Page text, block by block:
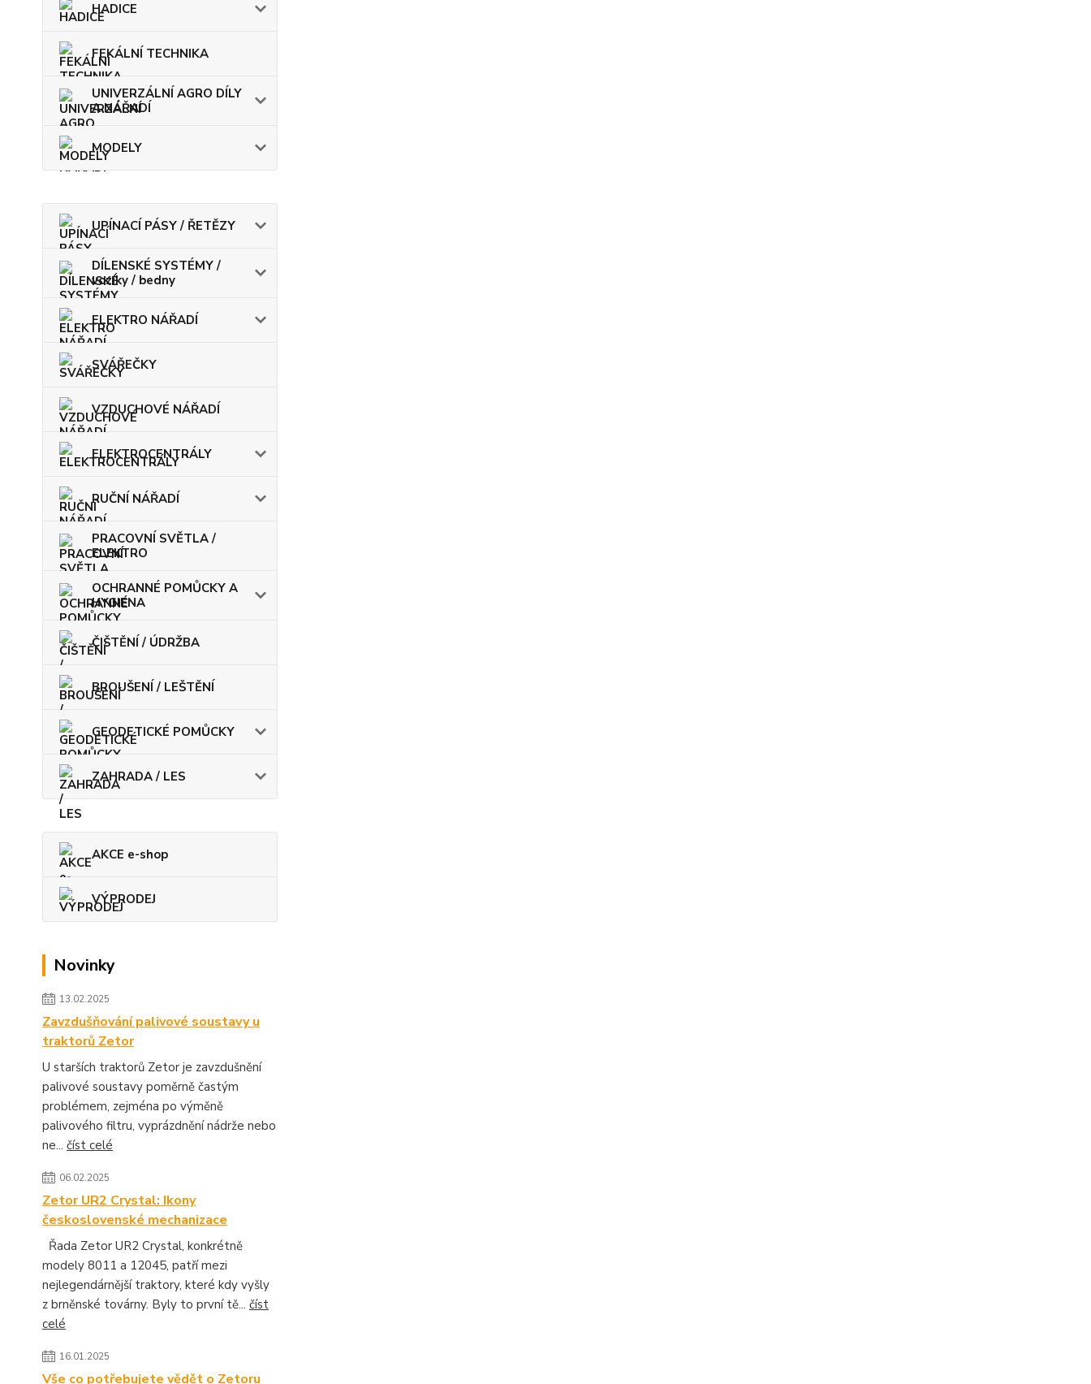
HADICE
FEKÁLNÍ TECHNIKA
UNIVERZÁLNÍ AGRO DÍLY
A NÁŘADÍ
MODELY
UPÍNACÍ PÁSY / ŘETĚZY
DÍLENSKÉ SYSTÉMY /
vozíky / bedny
ELEKTRO NÁŘADÍ
SVÁŘEČKY
VZDUCHOVÉ NÁŘADÍ
ELEKTROCENTRÁLY
RUČNÍ NÁŘADÍ
PRACOVNÍ SVĚTLA /
ELEKTRO
OCHRANNÉ POMŮCKY A
HYGIENA
ČIŠTĚNÍ / ÚDRŽBA
BROUŠENÍ / LEŠTĚNÍ
GEODETICKÉ POMŮCKY
ZAHRADA / LES
AKCE e-shop
VÝPRODEJ
Novinky
13.02.2025
Zavzdušňování palivové soustavy u
traktorů Zetor
U starších traktorů Zetor je zavzdušnění
palivové soustavy poměrně častým
problémem, zejména po výměně
palivového filtru, vyprázdnění nádrže nebo
ne... číst celé
06.02.2025
Zetor UR2 Crystal: Ikony
československé mechanizace
Řada Zetor UR2 Crystal, konkrétně
modely 8011 a 12045, patří mezi
nejlegendárnější traktory, které kdy vyšly
z brněnské továrny. Byly to první tě... číst
celé
16.01.2025
Vše co potřebujete vědět o Zetoru